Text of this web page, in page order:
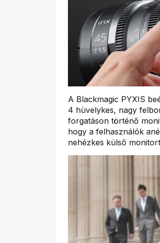
A Blackmagic PYXIS
4 hüvelykes, nagy
forgatáson történő
hogy a felhasználók
nehézkes külső